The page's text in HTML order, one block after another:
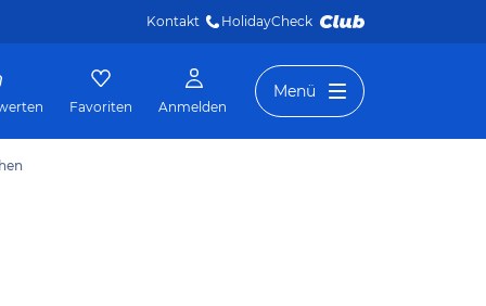
Kontakt HolidayCheck
Favoriten Anmelden
Menü